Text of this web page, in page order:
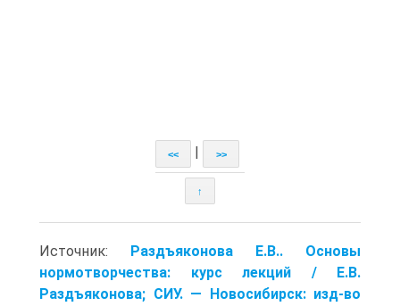
<< >>
↑
Источник: Раздъяконова Е.В.. Основы
нормотворчества: курс лекций / Е.В.
Раздъяконова; СИУ. — Новосибирск: изд-во